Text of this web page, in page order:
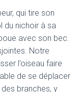
qui tire son
du nichoir à sa
avec son bec.
Notre
l’oiseau faire
de se déplacer
branches, y